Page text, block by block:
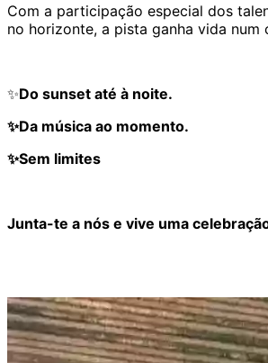
Com a participação especial dos
no horizonte, a pista ganha vida
✨Do sunset até à noite.
✨Da música ao momento.
✨Sem limites
Junta-te a nós e vive uma